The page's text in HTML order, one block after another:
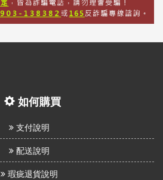
如何購買
支付說明
配送說明
瑕疵退貨說明